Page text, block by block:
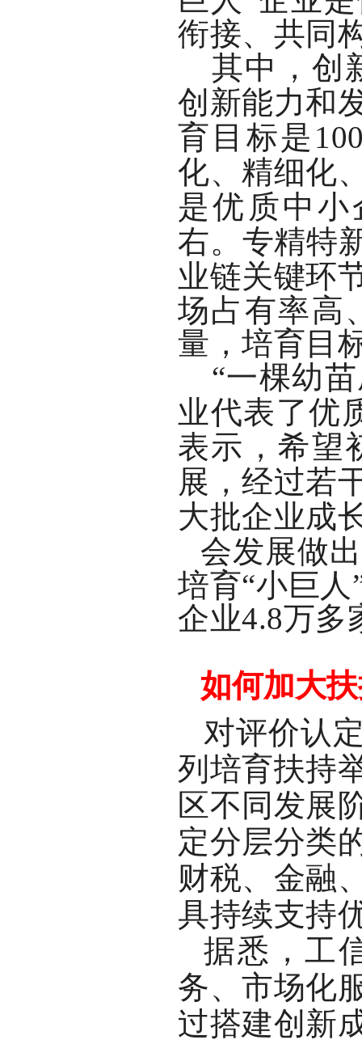
衔接、共同
其中，创
创新能力和
育目标是
化、精细化
是优质中
右。专精特
业链关键环
场占有率高
量，培育目
“一棵幼
业代表了优
表示，希望
展，经过若
大批企业成
会发展做
培育“小巨人
企业4.8万多
如何加大
对评价认
列培育扶持
区不同发展
定分层分类
财税、金融
具持续支持
据悉，工
务、市场化
过搭建创新